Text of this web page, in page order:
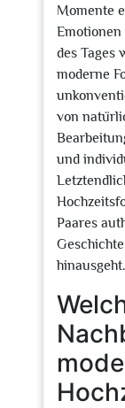
Momente
des Tages
moderne
von
und
Paares
hinausgeht.